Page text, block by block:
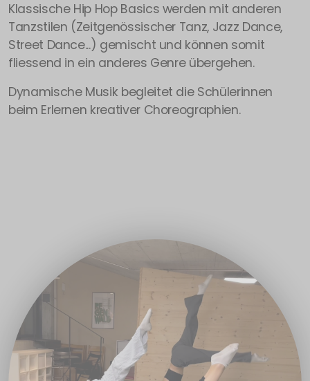
Klassische Hip Hop Basics werden mit anderen
Tanzstilen (Zeitgenössischer Tanz, Jazz Dance,
Street Dance...) gemischt und können somit
fliessend in ein anderes Genre übergehen.
Dynamische Musik begleitet die Schülerinnen
beim Erlernen kreativer Choreographien.